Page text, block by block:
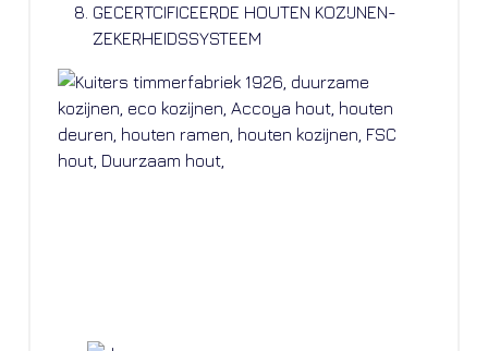
GECERTCIFICEERDE HOUTEN KOZIJNEN-
ZEKERHEIDSSYSTEEM